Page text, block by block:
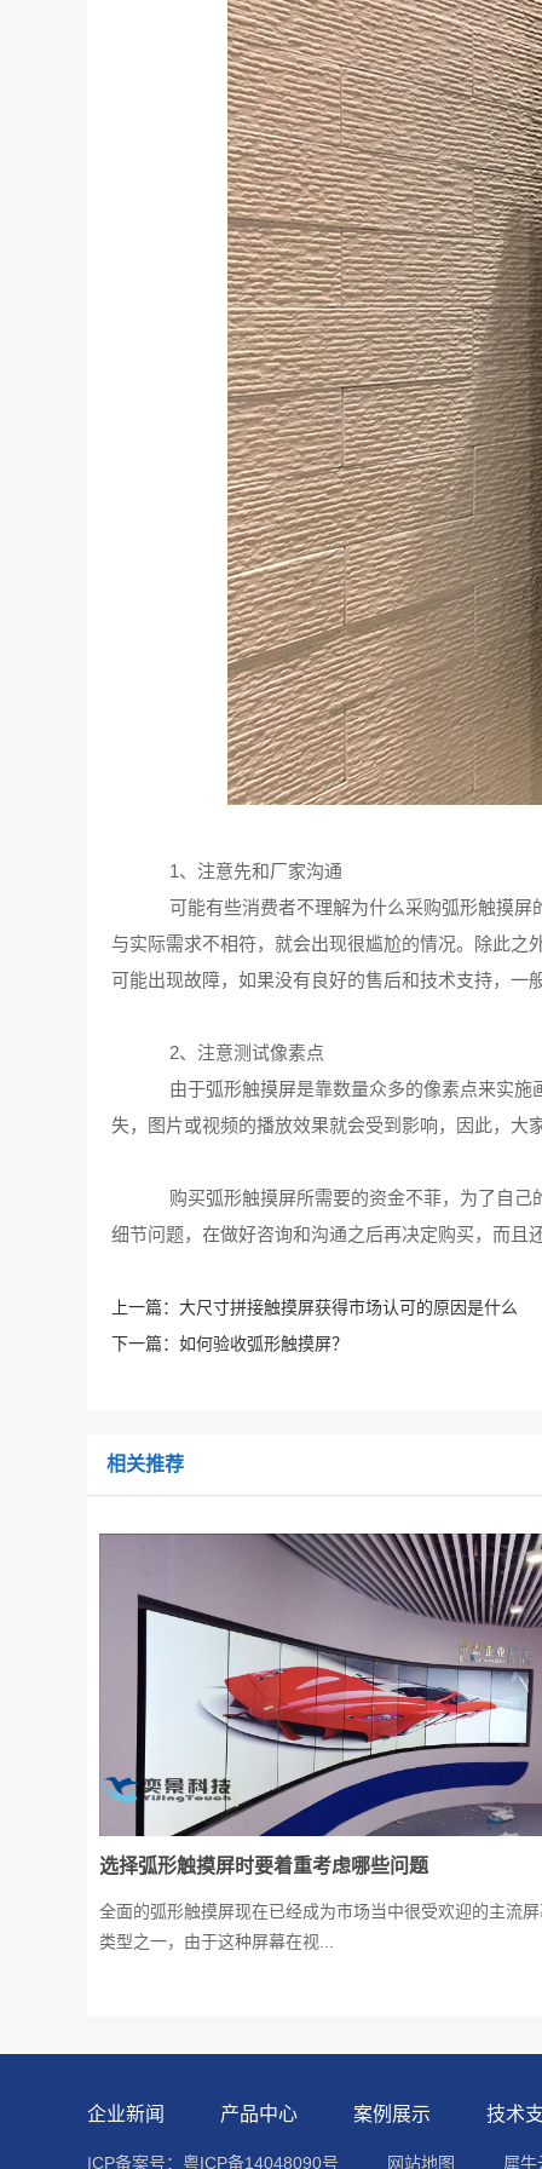
1、注意先和厂家沟通
可能有些消费者不理解为什么采购弧形触摸屏
与实际需求不相符，就会出现很尴尬的情况。除此
可能出现故障，如果没有良好的售后和技术支持，
2、注意测试像素点
由于弧形触摸屏是靠数量众多的像素点来实施
失，图片或视频的播放效果就会受到影响，因此，
购买弧形触摸屏所需要的资金不菲，为了自己
细节问题，在做好咨询和沟通之后再决定购买，而且
上一篇： 大尺寸拼接触摸屏获得市场认可的原因是什么
下一篇： 如何验收弧形触摸屏？
相关推荐
选择弧形触摸屏时要着重考虑哪些问题
全面的弧形触摸屏现在已经成为市场当中很受欢迎的主流
类型之一，由于这种屏幕在视...
企业新闻 产品中心 案例展示 技术
ICP备案号：粤ICP备14048090号 网站地图 犀牛